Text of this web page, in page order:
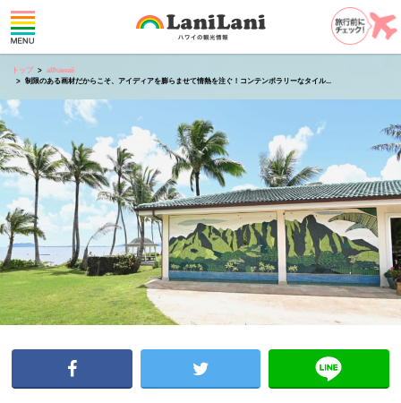
トップ
allhawaii
制限のある画材だからこそ、アイディアを膨らませて情熱を注ぐ！コンテンポラリーなタイル...